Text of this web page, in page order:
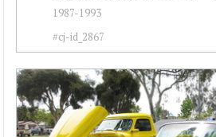
1987-1993
#cj-id_2867